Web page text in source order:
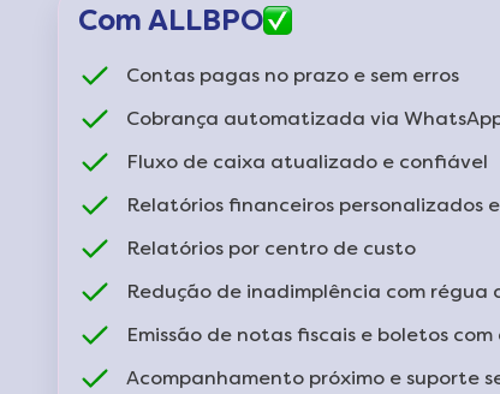
Fluxo de Caixa
Emissão de Nota Fiscal
Com ALLBPO
Contas pagas no prazo e sem erros
Cobrança automatizada via
Fluxo de caixa atualizado e confiável
Relatórios financeiros personalizados
Relatórios por centro de custo
Redução de inadimplência com
Emissão de notas fiscais e boletos
Acompanhamento próximo e suporte